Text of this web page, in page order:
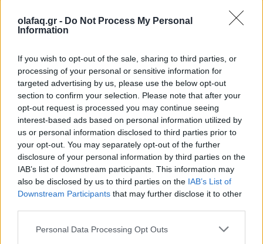
olafaq.gr - Do Not Process My Personal
Information
If you wish to opt-out of the sale, sharing to third parties, or
processing of your personal or sensitive information for
targeted advertising by us, please use the below opt-out
section to confirm your selection. Please note that after your
opt-out request is processed you may continue seeing
interest-based ads based on personal information utilized by
us or personal information disclosed to third parties prior to
your opt-out. You may separately opt-out of the further
disclosure of your personal information by third parties on the
IAB’s list of downstream participants. This information may
also be disclosed by us to third parties on the IAB’s List of
Downstream Participants that may further disclose it to other
Personal Data Processing Opt Outs
Διεθνή
Τεχνητή Νοημοσύνη, τη δημοκρατία και τη
συγκέντρωση ισχύος
02.06.26
Στην πρώτη του εγκύκλιο "Magnifica Humanitas", ο Πάπας
Λέων ΙΔ’ χρησιμοποιεί την ΤΝ ως αφετηρία για να
καταγγείλει την ανισότητα, τον πόλεμο, τη διάβρωση της
δημοκρατίας και τη συγκέντρωση εξουσίας σε